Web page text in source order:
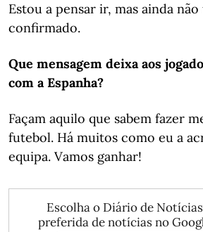
Estou a pensar ir, mas ainda
confirmado.
Que mensagem deixa aos
com a Espanha?
Façam aquilo que sabem fazer
futebol. Há muitos como eu a
equipa. Vamos ganhar!
Escolha o Diário de
preferida de notícias no